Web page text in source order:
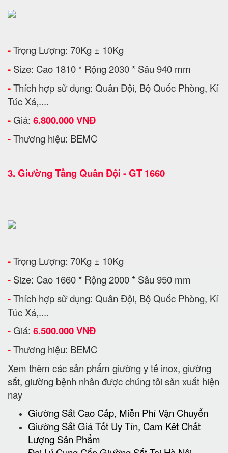
-Trọng Lượng: 70Kg ± 10Kg
- Size: Cao 1810 * Rộng 2030 * Sâu 940 mm
-Thích hợp sử dụng: Quân Đội, Bộ Quốc Phòng, Kí
Túc Xá,....
- Giá: 6.800.000 VNĐ
-Thương hiệu: BEMC
3. Giường Tầng Quân Đội - GT 1660
-Trọng Lượng: 70Kg ± 10Kg
- Size: Cao 1660 * Rộng 2000 * Sâu 950 mm
-Thích hợp sử dụng: Quân Đội, Bộ Quốc Phòng, Kí
Túc Xá,....
- Giá: 6.500.000 VNĐ
-Thương hiệu: BEMC
Xem thêm các sản phẩm giường y tế inox, giường
sắt, giường bệnh nhân được chúng tôi sản xuất hiện
nay
Giường Sắt Cao Cấp, Miễn Phí Vận Chuyển
Giường Sắt Giá Tốt Uy Tín, Cam Kêt Chất
Lượng Sản Phẩm